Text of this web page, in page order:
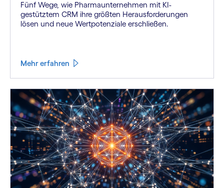
Fünf Wege, wie Pharmaunternehmen mit KI-
gestütztem CRM ihre größten Herausforderungen
lösen und neue Wertpotenziale erschließen.
Mehr erfahren